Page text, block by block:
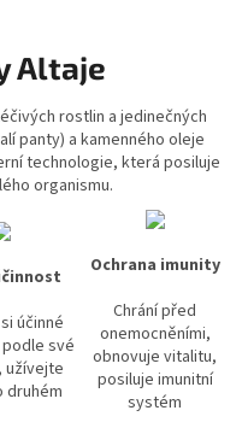
Altaje
rostlin a jedinečných
panty) a kamenného oleje
technologie, která posiluje
organismu.
účinné
své
druhém
Ochrana imunity
Chrání před
onemocněními,
obnovuje vitalitu,
posiluje imunitní
systém